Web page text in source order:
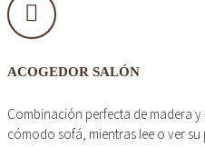
ACOGEDOR SALÓN
Combinación perfecta de madera
cómodo sofá, mientras lee o ver